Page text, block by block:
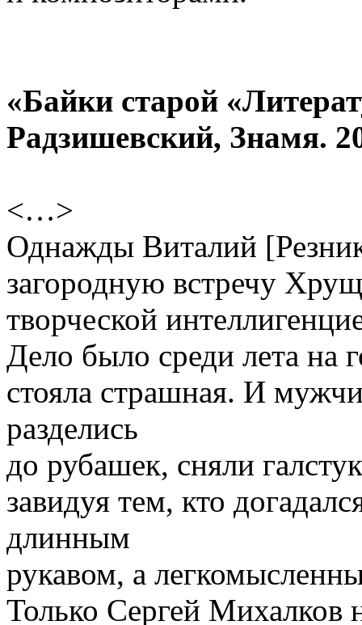
«Байки старой
Радзишевский, Знамя.
<…>
Однажды Виталий
загородную встречу
творческой
Дело было среди лета на
стояла страшная. И
разделись
до рубашек, сняли
завидуя тем, кто
длинным
рукавом, а
Только Сергей Михалков